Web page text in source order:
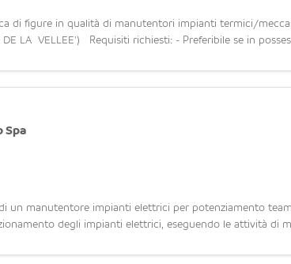
di figure in qualità di manutentori impianti termici/
DE LA VELLEE') Requisiti richiesti: - Preferibile se in
Spa
di un manutentore impianti elettrici per potenziamento
degli impianti elettrici, eseguendo le attività di